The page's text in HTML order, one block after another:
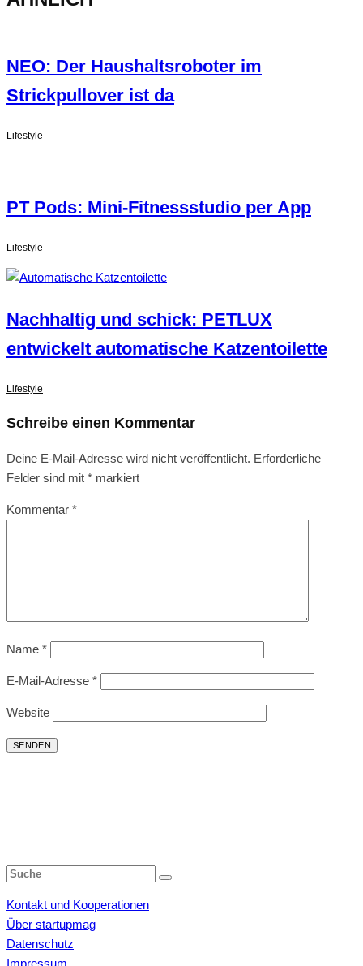
NEO: Der Haushaltsroboter im
Strickpullover ist da
Lifestyle
PT Pods: Mini-Fitnessstudio per App
Lifestyle
Nachhaltig und schick: PETLUX
entwickelt automatische Katzentoilette
Lifestyle
Schreibe einen Kommentar
Deine E-Mail-Adresse wird nicht veröffentlicht. Erforderliche
Felder sind mit * markiert
Kommentar *
Name *
E-Mail-Adresse *
Website
Kontakt und Kooperationen
Über startupmag
Datenschutz